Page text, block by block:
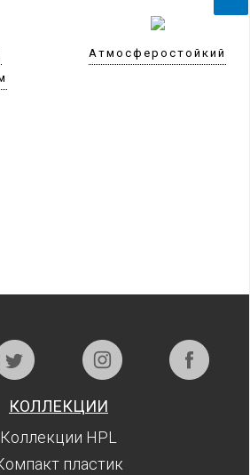
Атмосферостойкий
КОЛЛЕКЦИИ
Коллекции HPL
пластик